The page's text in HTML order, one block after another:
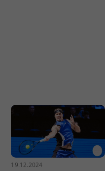
19.12.2024